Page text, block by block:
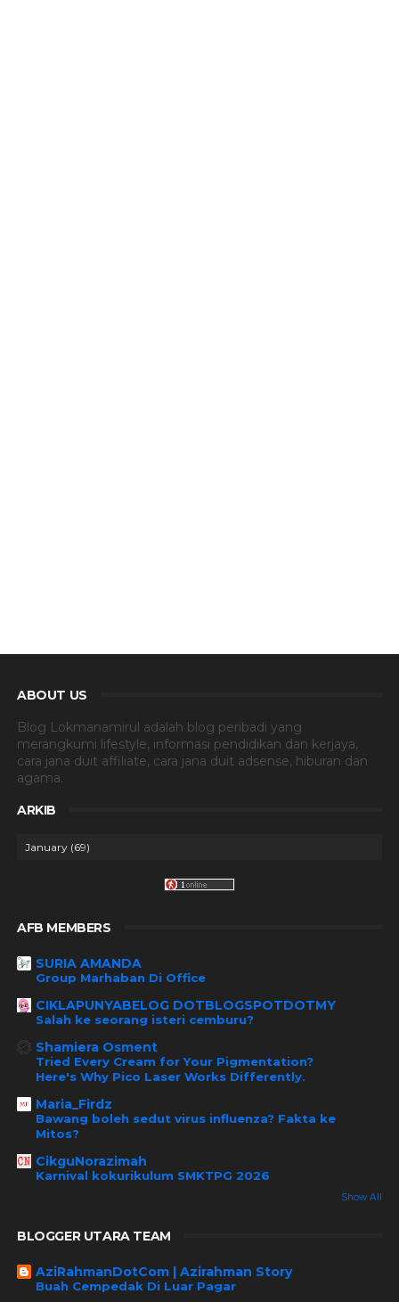
ABOUT US
Blog Lokmanamirul adalah blog peribadi yang
merangkumi lifestyle, informasi pendidikan dan kerjaya,
cara jana duit affiliate, cara jana duit adsense, hiburan dan
agama.
ARKIB
AFB MEMBERS
SURIA AMANDA
Group Marhaban Di Office
CIKLAPUNYABELOG DOTBLOGSPOTDOTMY
Salah ke seorang isteri cemburu?
Shamiera Osment
Tried Every Cream for Your Pigmentation?
Here's Why Pico Laser Works Differently.
Maria_Firdz
Bawang boleh sedut virus influenza? Fakta ke
Mitos?
CikguNorazimah
Karnival kokurikulum SMKTPG 2026
Show All
BLOGGER UTARA TEAM
AziRahmanDotCom | Azirahman Story
Buah Cempedak Di Luar Pagar